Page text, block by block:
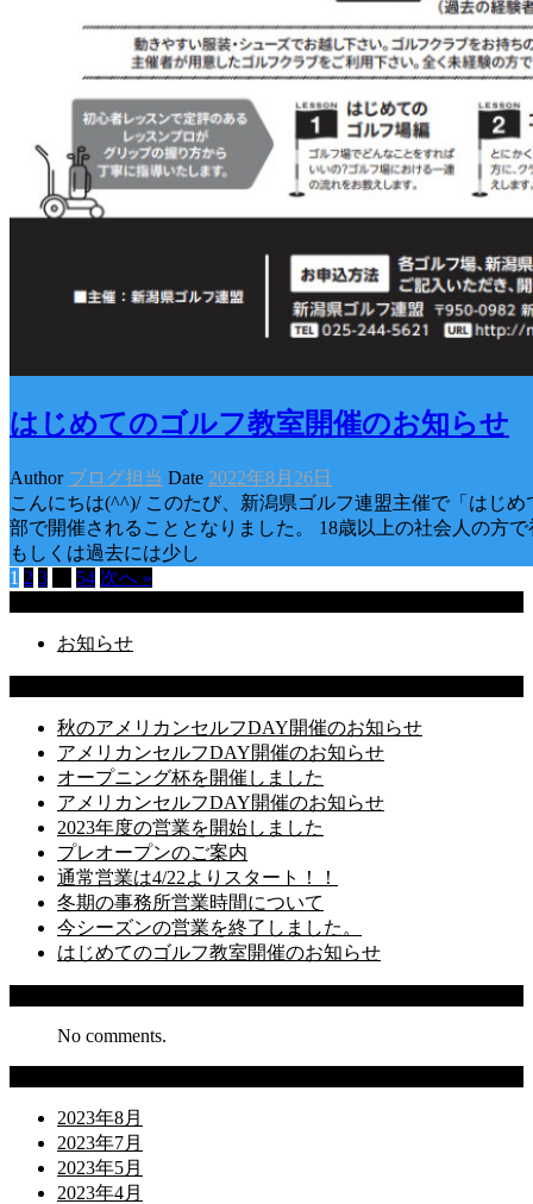
はじめてのゴルフ教室開催のお知らせ
Author ブログ担当 Date 2022年8月26日
こんにちは(^^)/ このたび、新潟県ゴルフ連盟主催で「はじ
部で開催されることとなりました。 18歳以上の社会人の方
もしくは過去には少し
1 2 3 54 次へ »
お知らせ
秋のアメリカンセルフDAY開催のお知らせ
アメリカンセルフDAY開催のお知らせ
オープニング杯を開催しました
アメリカンセルフDAY開催のお知らせ
2023年度の営業を開始しました
プレオープンのご案内
通常営業は4/22よりスタート！！
冬期の事務所営業時間について
今シーズンの営業を終了しました。
はじめてのゴルフ教室開催のお知らせ
No comments.
2023年8月
2023年7月
2023年5月
2023年4月